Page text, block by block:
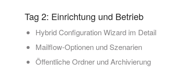
Tag 2: Einrichtung und Betrieb
Hybrid Configuration Wizard im Detail
Mailflow-Optionen und Szenarien
Öffentliche Ordner und Archivierung